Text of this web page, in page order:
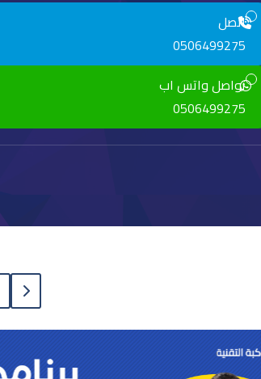
اتصل
0506499275
تواصل واتس اب
0506499275